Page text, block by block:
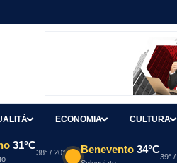
ECONOMIA CULTURA
31°C
38° / 20° Benevento 34°C
39° /